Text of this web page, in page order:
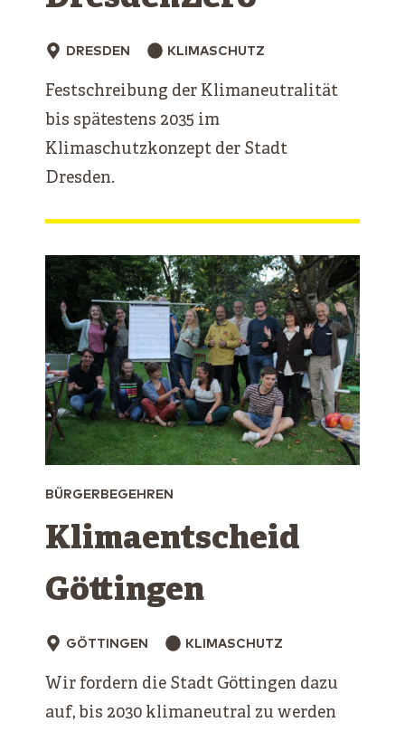
DRESDEN KLIMASCHUTZ
Festschreibung der Klimaneutralität
bis spätestens 2035 im
Klimaschutzkonzept der Stadt
Dresden.
BÜRGERBEGEHREN
Klimaentscheid
Göttingen
GÖTTINGEN KLIMASCHUTZ
Wir fordern die Stadt Göttingen dazu
auf, bis 2030 klimaneutral zu werden